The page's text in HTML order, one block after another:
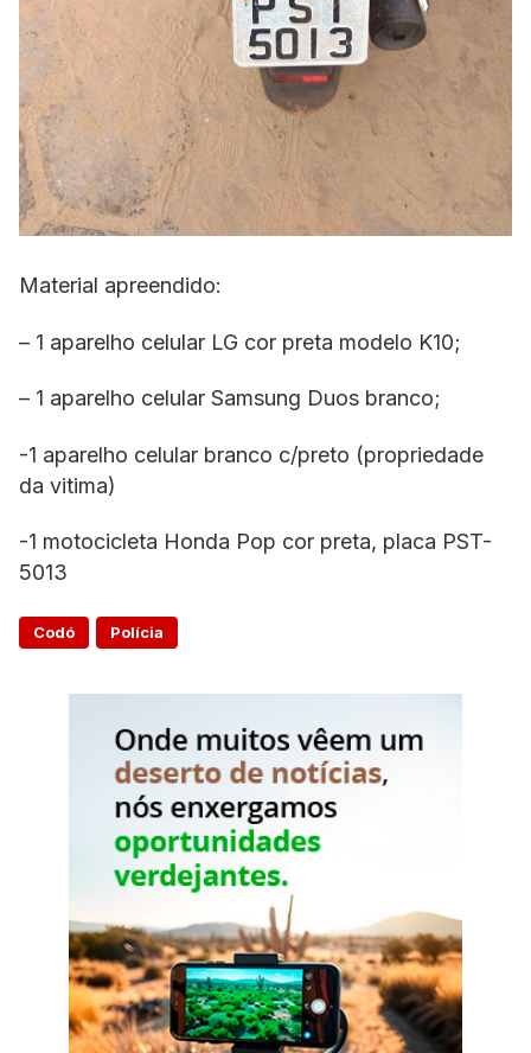
Material apreendido:
– 1 aparelho celular LG cor preta modelo K10;
– 1 aparelho celular Samsung Duos branco;
-1 aparelho celular branco c/preto (propriedade
da vitima)
-1 motocicleta Honda Pop cor preta, placa PST-
5013
Codó Polícia